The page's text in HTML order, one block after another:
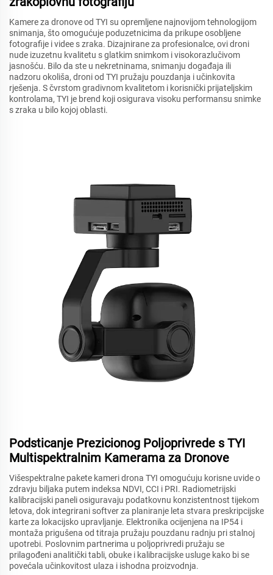
Kamere za dronove od TYI su opremljene najnovijom tehnologijom
snimanja, što omogućuje poduzetnicima da prikupe osobljene
fotografije i videe s zraka. Dizajnirane za profesionalce, ovi droni
nude izuzetnu kvalitetu s glatkim snimkom i visokorazlučivom
jasnošću. Bilo da ste u nekretninama, snimanju događaja ili
nadzoru okoliša, droni od TYI pružaju pouzdanja i učinkovita
rješenja. S čvrstom gradivnom kvalitetom i korisnički prijateljskim
kontrolama, TYI je brend koji osigurava visoku performansu snimke
s zraka u bilo kojoj oblasti.
Podsticanje Prezicionog Poljoprivrede s TYI
Multispektralnim Kamerama za Dronove
Višespektralne pakete kameri drona TYI omogućuju korisne uvide o
zdravju biljaka putem indeksa NDVI, CCI i PRI. Radiometrijski
kalibracijski paneli osiguravaju podatkovnu konzistentnost tijekom
letova, dok integrirani softver za planiranje leta stvara preskripcijske
karte za lokacijsko upravljanje. Elektronika ocijenjena na IP54 i
montaža prigušena od titraja pružaju pouzdanu radnju pri stalnoj
upotrebi. Poslovnim partnerima u poljoprivredi pružaju se
prilagođeni analitički tabli, obuke i kalibracijske usluge kako bi se
povećala učinkovitost ulaza i ishodna proizvodnja.